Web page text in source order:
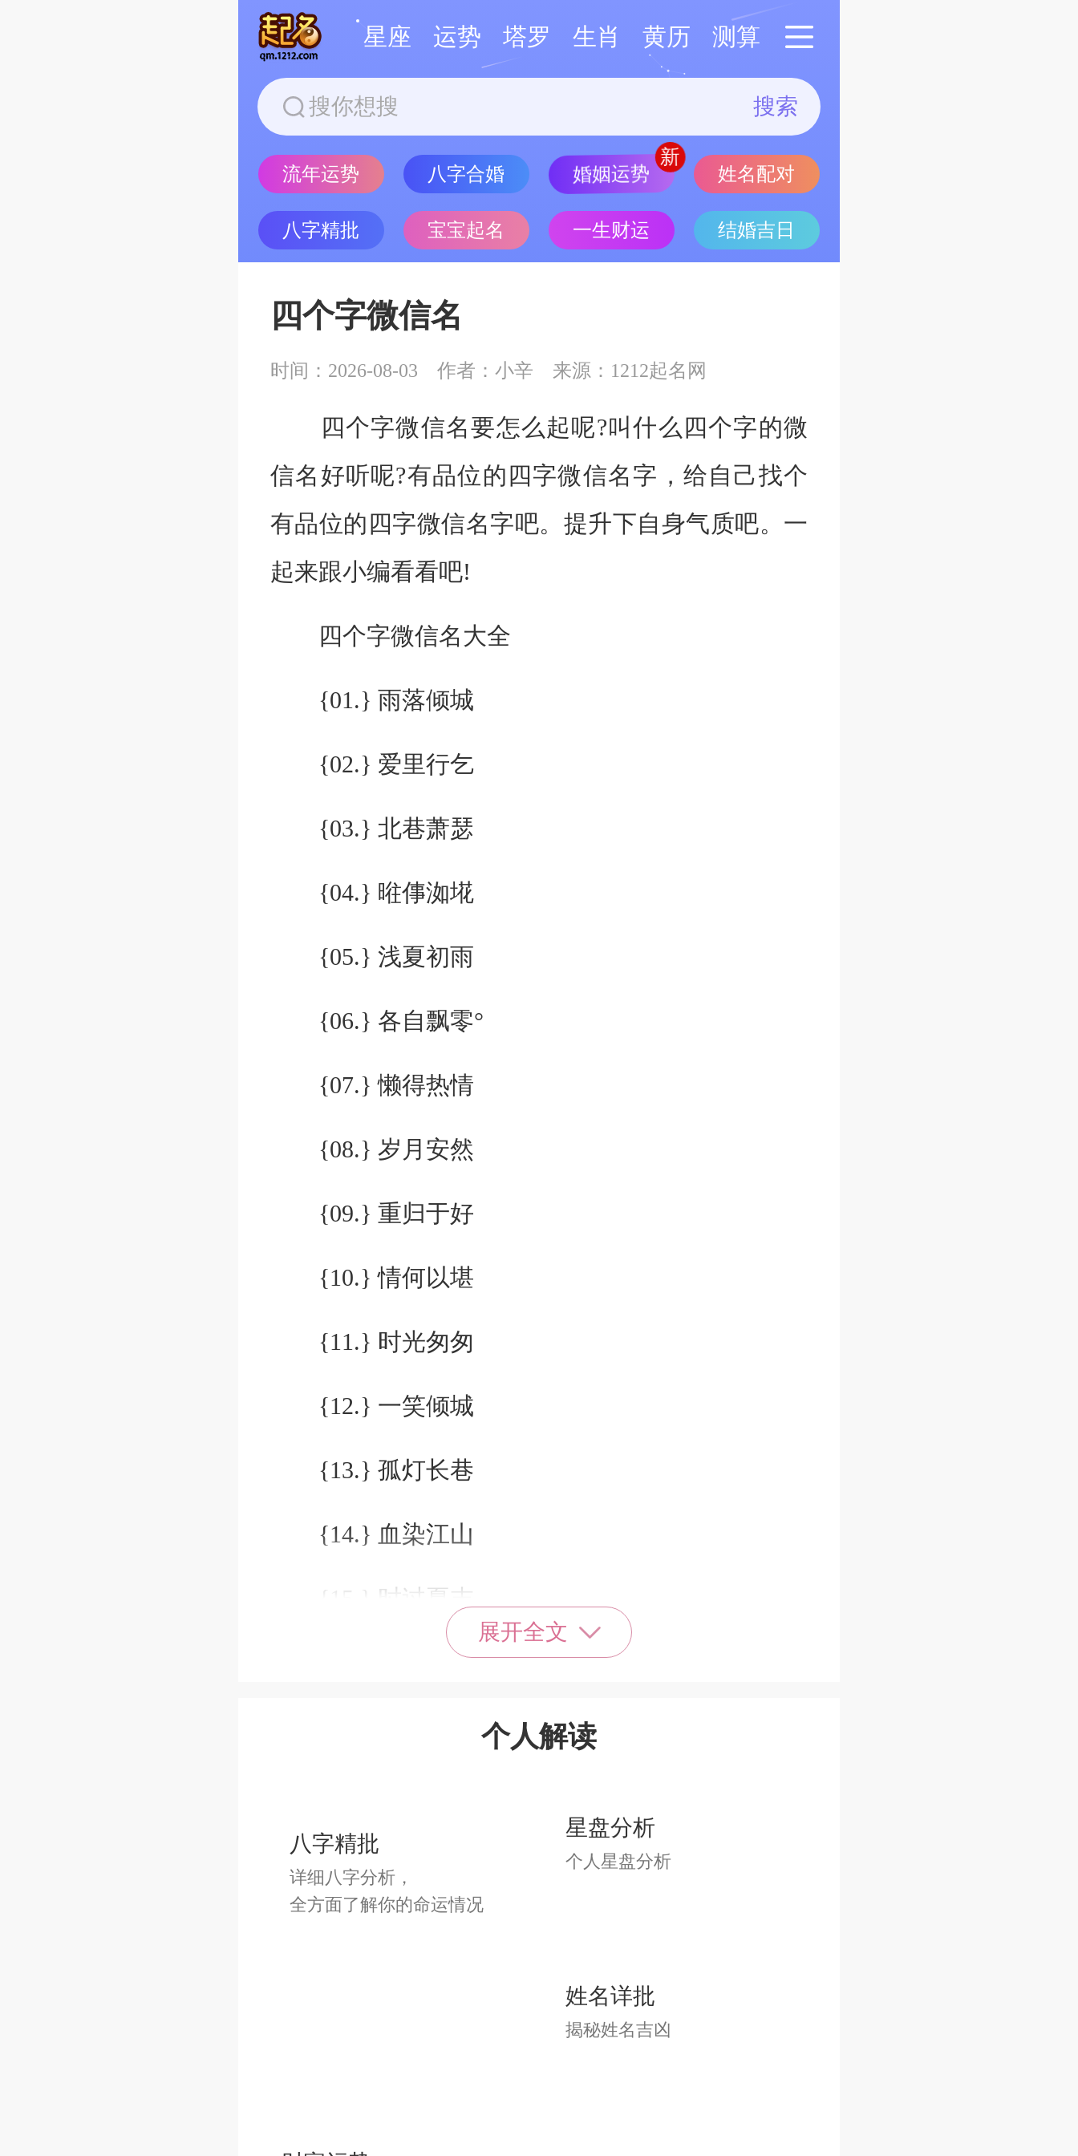
星座 运势 塔罗 生肖 黄历 测算
搜索
流年运势 八字合婚 婚姻运势 姓名配对
八字精批 宝宝起名 一生财运 结婚吉日
四个字微信名
时间：2026-08-03 作者：小辛 来源：1212起名网
四个字微信名要怎么起呢?叫什么四个字的微
信名好听呢?有品位的四字微信名字，给自己找个
有品位的四字微信名字吧。提升下自身气质吧。一
起来跟小编看看吧!
四个字微信名大全
{01.} 雨落倾城
{02.} 爱里行乞
{03.} 北巷萧瑟
{04.} 暀倳洳埖
{05.} 浅夏初雨
{06.} 各自飘零°
{07.} 懒得热情
{08.} 岁月安然
{09.} 重归于好
{10.} 情何以堪
{11.} 时光匆匆
{12.} 一笑倾城
{13.} 孤灯长巷
{14.} 血染江山
{15.} 时过夏末
{16.} 倾国倾城
{19.} 我帅到爆
{20.} 孤寂缠身
展开全文
个人解读
八字精批
详细八字分析，
全方面了解你的命运情况
星盘分析
个人星盘分析
姓名详批
揭秘姓名吉凶